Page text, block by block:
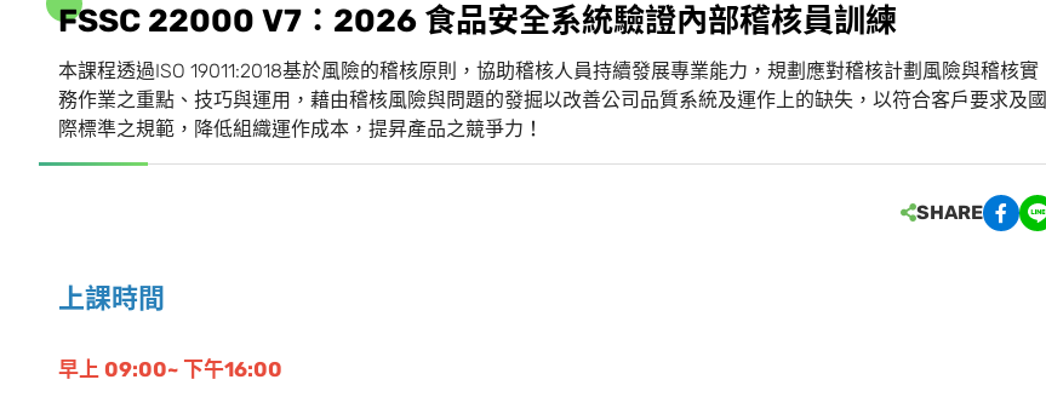
FSSC 22000 V7 ： 2026 食品安全系統驗證內部稽核員訓練
本課程透過ISO 19011:2018基於風險的稽核原則，協助稽核人員持續發展專業能力，規劃應對稽核計劃風險與稽核實
務作業之重點、技巧與運用，藉由稽核風險與問題的發掘以改善公司品質系統及運作上的缺失，以符合客戶要求及國
際標準之規範，降低組織運作成本，提昇產品之競爭力！
SHARE
上課時間
早上 09:00~ 下午16:00